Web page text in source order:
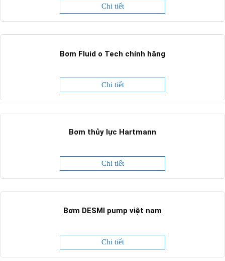
Chi tiết
Bơm Fluid o Tech chính hãng
Chi tiết
Bơm thủy lực Hartmann
Chi tiết
Bơm DESMI pump việt nam
Chi tiết